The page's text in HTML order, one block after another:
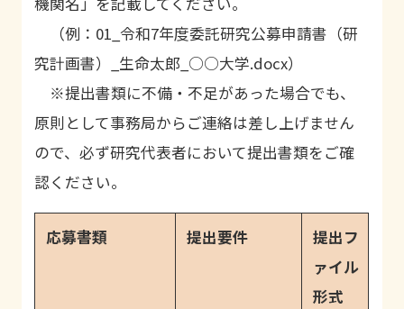
（例： 01_令和7年度委託研究公募申請書（研
究計画書）
生命太郎 _○○大学.docx）
※提出書類に不備・不足があった場合でも、
原則として事務局からご連絡は差し上げません
ので、必ず研究代表者において提出書類をご確
認ください。
応募書類 提出要件
提出フ
ァイル
形式